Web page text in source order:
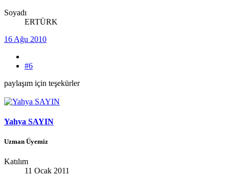
Soyadı
ERTÜRK
16 Ağu 2010
#6
paylaşım için teşekürler
Yahya SAYIN
Uzman Üyemiz
Katılım
11 Ocak 2011